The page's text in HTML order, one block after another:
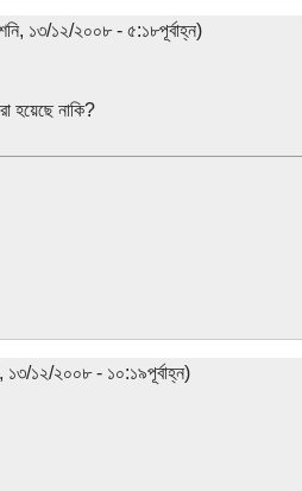
১৩/১২/২০০৮ - ৫:১৮পূর্বাহ্ন)
হয়েছে নাকি?
১৩/১২/২০০৮ - ১০:১৯পূর্বাহ্ন)